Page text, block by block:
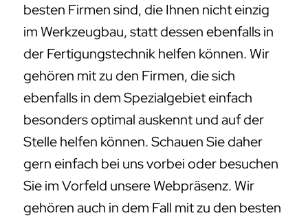
besten Firmen sind, die Ihnen nicht einzig
im Werkzeugbau, statt dessen ebenfalls in
der Fertigungstechnik helfen können. Wir
gehören mit zu den Firmen, die sich
ebenfalls in dem Spezialgebiet einfach
besonders optimal auskennt und auf der
Stelle helfen können. Schauen Sie daher
gern einfach bei uns vorbei oder besuchen
Sie im Vorfeld unsere Webpräsenz. Wir
gehören auch in dem Fall mit zu den besten